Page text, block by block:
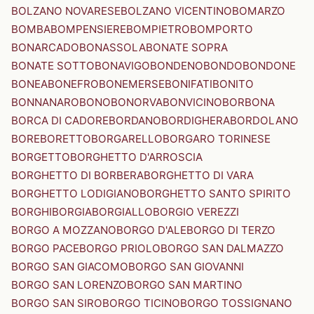
BOLZANO NOVARESEBOLZANO VICENTINOBOMARZO
BOMBABOMPENSIEREBOMPIETROBOMPORTO
BONARCADOBONASSOLABONATE SOPRA
BONATE SOTTOBONAVIGOBONDENOBONDOBONDONE
BONEABONEFROBONEMERSEBONIFATIBONITO
BONNANAROBONOBONORVABONVICINOBORBONA
BORCA DI CADOREBORDANOBORDIGHERABORDOLANO
BOREBORETTOBORGARELLOBORGARO TORINESE
BORGETTOBORGHETTO D'ARROSCIA
BORGHETTO DI BORBERABORGHETTO DI VARA
BORGHETTO LODIGIANOBORGHETTO SANTO SPIRITO
BORGHIBORGIABORGIALLOBORGIO VEREZZI
BORGO A MOZZANOBORGO D'ALEBORGO DI TERZO
BORGO PACEBORGO PRIOLOBORGO SAN DALMAZZO
BORGO SAN GIACOMOBORGO SAN GIOVANNI
BORGO SAN LORENZOBORGO SAN MARTINO
BORGO SAN SIROBORGO TICINOBORGO TOSSIGNANO